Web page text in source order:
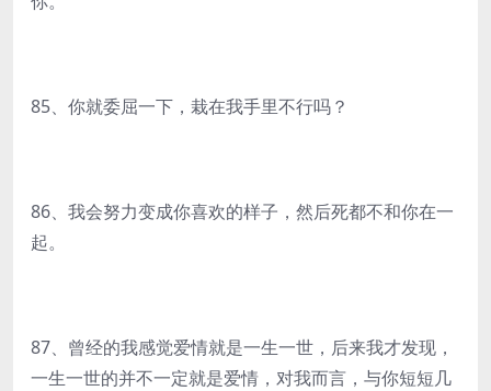
85、你就委屈一下，栽在我手里不行吗？
86、我会努力变成你喜欢的样子，然后死都不和你在一
起。
87、曾经的我感觉爱情就是一生一世，后来我才发现，
一生一世的并不一定就是爱情，对我而言，与你短短几